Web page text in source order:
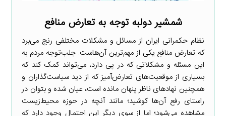
شمشیر دولبه توجه به تعارض منافع
نظام حکمرانی ایران از مسائل و مشکلات مختلفی رنج می‌برد
که تعارض منافع یکی از مهم‌ترین آن‌هاست. جلب‌توجه مردم به
این مسئله و مشکلاتی که در پی دارد، می‌تواند کمک کند که
بسیاری از موقعیت‌های تعارض‌آمیز که از دید سیاست‌گذاران و
همچنین نهادهای ناظر پنهان مانده است، عیان شده و بتوان در
راستای رفع آن‌ها کوشید؛ مانند آنچه در حوزه محیط‌زیست
مشاهده می‌شود؛ اما از سوی دیگر این احتمال وجود دارد که